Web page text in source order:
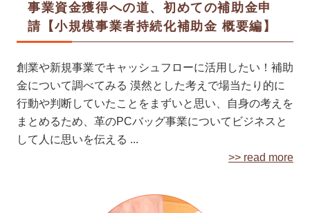
事業資金獲得への道、初めての補助金申
請【小規模事業者持続化補助金 概要編】
創業や新規事業でキャッシュフローに活用したい！補助
金について調べてみる 漠然とした考えで場当たり的に
行動や判断していたことをまずいと思い、自身の考えを
まとめるため、革のPCバッグ事業についてビジネスと
して人に思いを伝える ...
>> read more